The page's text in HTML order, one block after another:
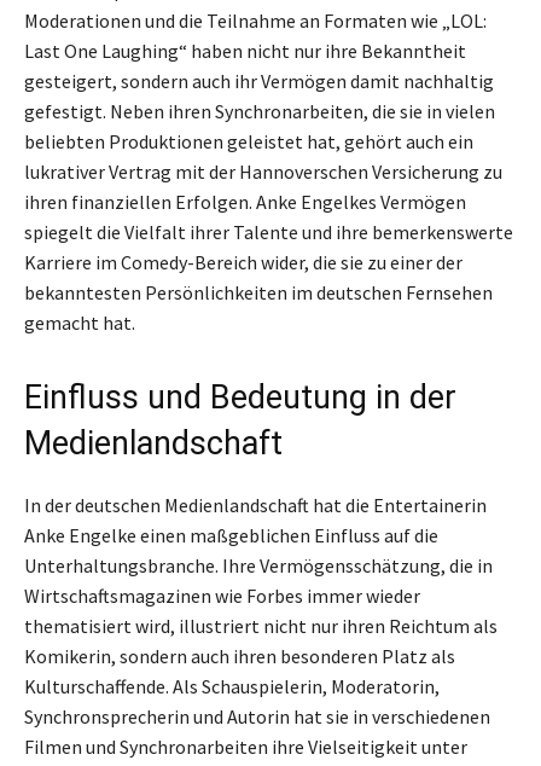
Moderationen und die Teilnahme an Formaten wie „LOL:
Last One Laughing“ haben nicht nur ihre Bekanntheit
gesteigert, sondern auch ihr Vermögen damit nachhaltig
gefestigt. Neben ihren Synchronarbeiten, die sie in vielen
beliebten Produktionen geleistet hat, gehört auch ein
lukrativer Vertrag mit der Hannoverschen Versicherung zu
ihren finanziellen Erfolgen. Anke Engelkes Vermögen
spiegelt die Vielfalt ihrer Talente und ihre bemerkenswerte
Karriere im Comedy-Bereich wider, die sie zu einer der
bekanntesten Persönlichkeiten im deutschen Fernsehen
gemacht hat.
Einfluss und Bedeutung in der
Medienlandschaft
In der deutschen Medienlandschaft hat die Entertainerin
Anke Engelke einen maßgeblichen Einfluss auf die
Unterhaltungsbranche. Ihre Vermögensschätzung, die in
Wirtschaftsmagazinen wie Forbes immer wieder
thematisiert wird, illustriert nicht nur ihren Reichtum als
Komikerin, sondern auch ihren besonderen Platz als
Kulturschaffende. Als Schauspielerin, Moderatorin,
Synchronsprecherin und Autorin hat sie in verschiedenen
Filmen und Synchronarbeiten ihre Vielseitigkeit unter